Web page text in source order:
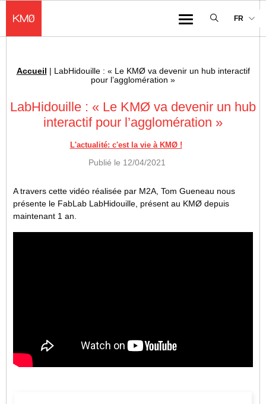
Menu
FR
Fil d'Ariane :
Accueil | LabHidouille : « Le KMØ va devenir un hub interactif
pour l’agglomération »
LabHidouille : « Le KMØ va devenir un hub
interactif pour l’agglomération »
L'actualité: c'est la vie à KMØ !
Publié le 12/04/2021
A travers cette vidéo réalisée par M2A, Tom Gueneau nous
présente le FabLab LabHidouille, présent au KMØ depuis
maintenant 1 an.